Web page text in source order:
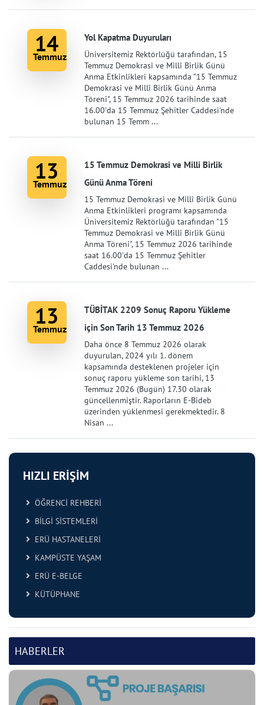
HIZLI ERİŞİM
ÖĞRENCİ REHBERİ
BİLGİ SİSTEMLERİ
ERÜ HASTANELERİ
KAMPÜSTE YAŞAM
ERÜ E-BELGE
KÜTÜPHANE
HABERLER
14
Temmuz
Yol Kapatma Duyuruları
Üniversitemiz Rektörlüğü tarafından, 15
Temmuz Demokrasi ve Millî Birlik Günü
Anma Etkinlikleri kapsamında "15 Temmuz
Demokrasi ve Millî Birlik Günü Anma
Töreni", 15 Temmuz 2026 tarihinde saat
16.00'da 15 Temmuz Şehitler Caddesi'nde
bulunan 15 Temm ...
13
Temmuz
15 Temmuz Demokrasi ve Milli Birlik
Günü Anma Töreni
15 Temmuz Demokrasi ve Millî Birlik Günü
Anma Etkinlikleri programı kapsamında
Üniversitemiz Rektörlüğü tarafından "15
Temmuz Demokrasi ve Millî Birlik Günü
Anma Töreni", 15 Temmuz 2026 tarihinde
saat 16.00'da 15 Temmuz Şehitler
Caddesi'nde bulunan ...
13
Temmuz
TÜBİTAK 2209 Sonuç Raporu Yükleme
için Son Tarih 13 Temmuz 2026
Daha önce 8 Temmuz 2026 olarak
duyurulan, 2024 yılı 1. dönem
kapsamında desteklenen projeler için
sonuç raporu yükleme son tarihi, 13
Temmuz 2026 (Bugün) 17.30 olarak
güncellenmiştir. Raporların E-Bideb
üzerinden yüklenmesi gerekmektedir. 8
Nisan ...